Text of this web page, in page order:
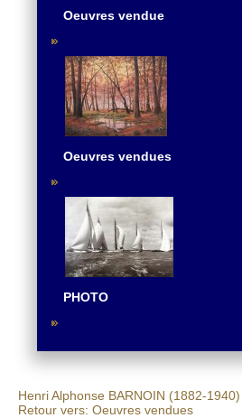
Oeuvres vendue
Oeuvres vendues
PHOTO
Henri Alphonse BARNOIN (1882-1940)
Retour vers: Oeuvres vendues